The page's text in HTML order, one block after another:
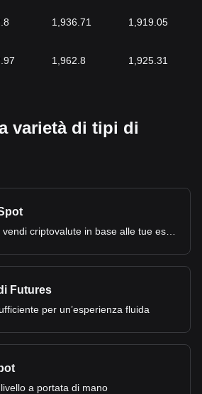
1,936.71 1,919.05
1,962.8 1,925.31
varietà di tipi di
Futures
per un’esperienza fluida
a portata di mano